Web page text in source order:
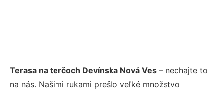
Terasa na terčoch Devínska Nová Ves – nechajte to
na nás. Našimi rukami prešlo veľké množstvo